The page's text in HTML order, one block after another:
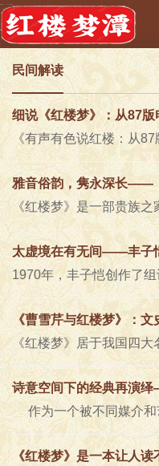
民间解读
细说《红楼梦》：从87版
雅音俗韵，隽永深长——
太虚境在有无间——丰子
《曹雪芹与红楼梦》：
诗意空间下的经典再演
《红楼梦》是一本让人读